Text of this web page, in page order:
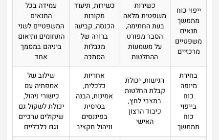
ייפוי כוח
מתמשך
תנאים
משפטיים
מרכזיים
כשירות
משפטית מלאה
בעת החתימה,
הסבר מפורט
על משמעות
ההחלטות
כשירות, תיעוד
מקורות
הכנסה, קביעה
ברורה של
מגבלות
הסמכה
עמידה בכל
התנאים
המשפטיים לשני
התחומים ותיאום
ביניהם במסמך
אחד
בחירת
מיופה
כוח
בייפוי
כוח
מתמשך
רגישות, יכולת
קבלת החלטות
במצבי לחץ,
כיבוד הרצון
האישי
אחריות
כלכלית,
אמינות, הבנה
בסיסית
בפיננסים
וניהול תקציב
שילוב של
אמפתיה עם
כישורי ניהול,
יכולת לשקול גם
שיקולים ערכיים
וגם כלכליים